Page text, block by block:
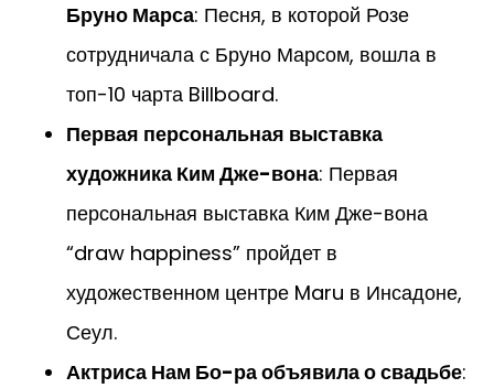
Бруно Марса: Песня, в которой Розе
сотрудничала с Бруно Марсом, вошла в
топ-10 чарта Billboard.
Первая персональная выставка
художника Ким Дже-вона: Первая
персональная выставка Ким Дже-вона
“draw happiness” пройдет в
художественном центре Maru в Инсадоне,
Сеул.
Актриса Нам Бо-ра объявила о свадьбе: